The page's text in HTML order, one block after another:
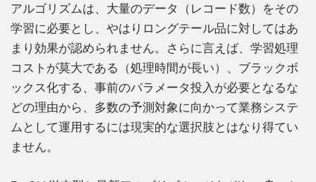
アルゴリズムは、大量のデータ（レコード数）をその
学習に必要とし、やはりロングテール品に対してはあ
まり効果が認められません。さらに言えば、学習処理
コストが莫大である（処理時間が長い）、ブラックボ
ックス化する、事前のパラメータ投入が必要となるな
どの理由から、多数の予測対象に向かって業務システ
ムとして運用するには現実的な選択肢とはなり得てい
ません。